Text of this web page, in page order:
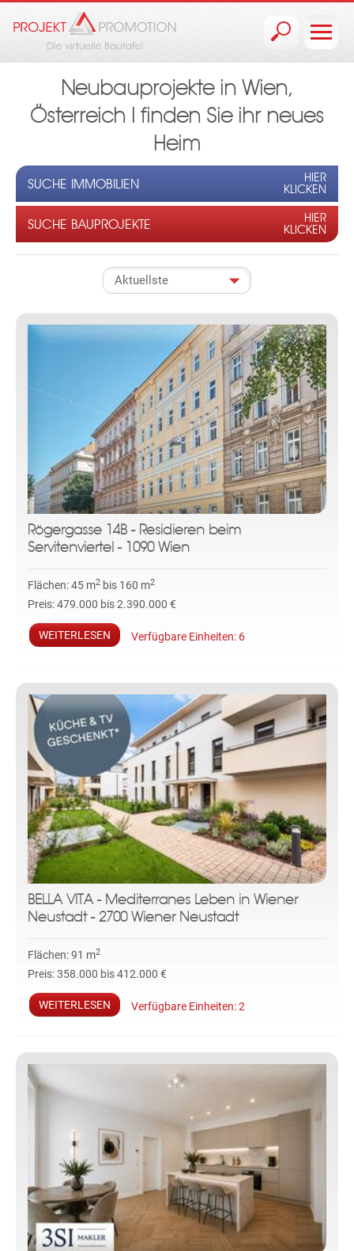
Neubauprojekte in Wien,
Österreich I finden Sie ihr neues
Heim
SUCHE IMMOBILIEN
HIER
KLICKEN
SUCHE BAUPROJEKTE
HIER
KLICKEN
Rögergasse 14B - Residieren beim
Servitenviertel - 1090 Wien
Flächen:45 m2 bis 160 m2
Preis:479.000 bis 2.390.000 €
WEITERLESEN Verfügbare Einheiten: 6
BELLA VITA - Mediterranes Leben in Wiener
Neustadt - 2700 Wiener Neustadt
Flächen:91 m2
Preis:358.000 bis 412.000 €
WEITERLESEN Verfügbare Einheiten:2